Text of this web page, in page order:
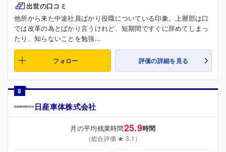
出世の口コミ
他所から来た中途社員ばかり役職についている印象。上層部は口
では改革の為とばかり言うけれど、短期間ですぐに辞めてしまっ
たり、知らないことを勉強...
フォロー 評価の詳細を見る
8
日産車体株式会社
月の平均残業時間25.9時間
（総合評価 ★ 3.1）